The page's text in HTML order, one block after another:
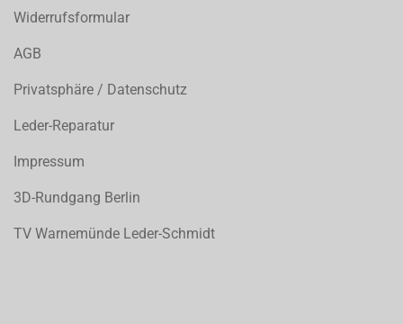
Widerrufsformular
AGB
Privatsphäre / Datenschutz
Leder-Reparatur
Impressum
3D-Rundgang Berlin
TV Warnemünde Leder-Schmidt